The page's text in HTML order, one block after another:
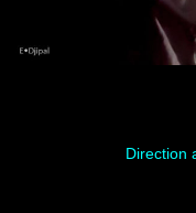
Direction